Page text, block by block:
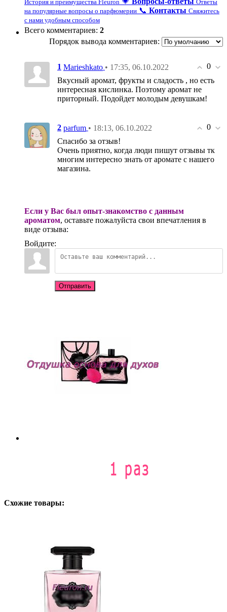
История и преимущества Fleuron
Ответы
на популярные вопросы о парфюмерии 📞 Контакты Свяжитесь
с нами удобным способом
Всего комментариев: 2
Порядок вывода комментариев:
0
1 Marieshkato • 17:35, 06.10.2022
Вкусный аромат, фрукты и сладость , но есть
интересная кислинка. Поэтому аромат не
приторный. Подойдет молодым девушкам!
0
2 parfum • 18:13, 06.10.2022
Спасибо за отзыв!
Очень приятно, когда люди пишут отзывы тк
многим интересно знать от аромате с нашего
магазина.
Если у Вас был опыт-знакомство с данным
ароматом, оставьте пожалуйста свои впечатления в
виде отзыва:
Войдите:
Отправить
Схожие товары: